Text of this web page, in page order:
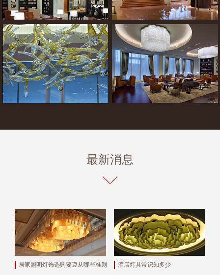
最新消息
居家照明灯饰选购要遵从哪些准则 酒店灯具常识知多少